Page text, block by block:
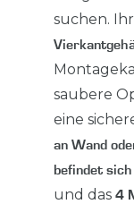
suchen.
saubere
eine
an Wand
befindet
und das 4